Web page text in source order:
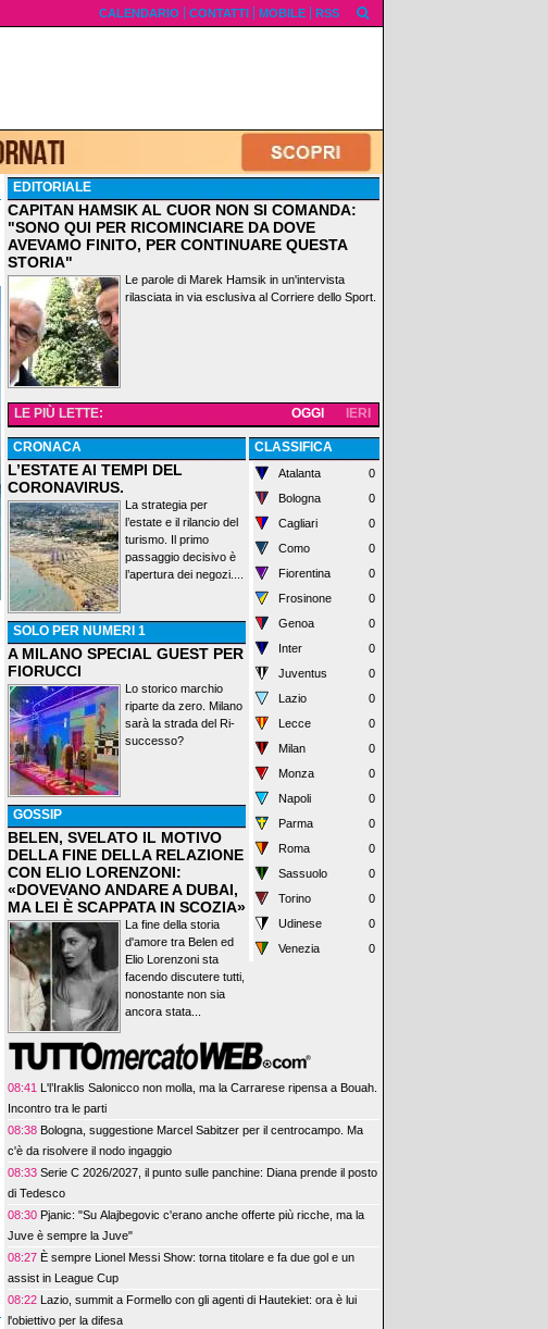
CALENDARIO CONTATTI MOBILE RSS
EDITORIALE
CAPITAN HAMSIK AL CUOR NON SI COMANDA:
"SONO QUI PER RICOMINCIARE DA DOVE
AVEVAMO FINITO, PER CONTINUARE QUESTA
STORIA"
Le parole di Marek Hamsik in un'intervista
rilasciata in via esclusiva al Corriere dello Sport.
LE PIÙ LETTE: IERI
OGGI
CRONACA
L’ESTATE AI TEMPI DEL
CORONAVIRUS.
La strategia per
l’estate e il rilancio del
turismo. Il primo
passaggio decisivo è
l’apertura dei negozi....
SOLO PER NUMERI 1
A MILANO SPECIAL GUEST PER
FIORUCCI
Lo storico marchio
riparte da zero. Milano
sarà la strada del Ri-
successo?
GOSSIP
BELEN, SVELATO IL MOTIVO
DELLA FINE DELLA RELAZIONE
CON ELIO LORENZONI:
«DOVEVANO ANDARE A DUBAI,
MA LEI È SCAPPATA IN SCOZIA»
La fine della storia
d'amore tra Belen ed
Elio Lorenzoni sta
facendo discutere tutti,
nonostante non sia
ancora stata...
CLASSIFICA
Atalanta
0
Bologna
0
Cagliari
0
Como
0
Fiorentina
0
Frosinone
0
Genoa
0
Inter
0
Juventus
0
Lazio
0
Lecce
0
Milan
0
Monza
0
Napoli
0
Parma
0
Roma
0
Sassuolo
0
Torino
0
Udinese
0
Venezia
0
08:41 L'l’Iraklis Salonicco non molla, ma la Carrarese ripensa a Bouah.
Incontro tra le parti
08:38 Bologna, suggestione Marcel Sabitzer per il centrocampo. Ma
c'è da risolvere il nodo ingaggio
08:33 Serie C 2026/2027, il punto sulle panchine: Diana prende il posto
di Tedesco
08:30 Pjanic: "Su Alajbegovic c'erano anche offerte più ricche, ma la
Juve è sempre la Juve"
08:27 È sempre Lionel Messi Show: torna titolare e fa due gol e un
assist in League Cup
08:22 Lazio, summit a Formello con gli agenti di Hautekiet: ora è lui
l'obiettivo per la difesa